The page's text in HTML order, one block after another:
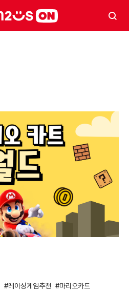
레이싱게임추천
마리오카트